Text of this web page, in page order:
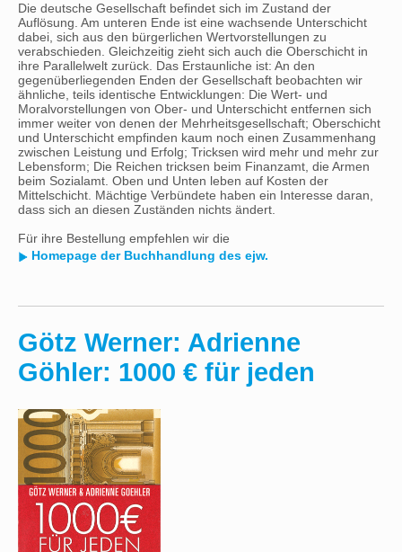
Die deutsche Gesellschaft befindet sich im Zustand der
Auflösung. Am unteren Ende ist eine wachsende Unterschicht
dabei, sich aus den bürgerlichen Wertvorstellungen zu
verabschieden. Gleichzeitig zieht sich auch die Oberschicht in
ihre Parallelwelt zurück. Das Erstaunliche ist: An den
gegenüberliegenden Enden der Gesellschaft beobachten wir
ähnliche, teils identische Entwicklungen: Die Wert- und
Moralvorstellungen von Ober- und Unterschicht entfernen sich
immer weiter von denen der Mehrheitsgesellschaft; Oberschicht
und Unterschicht empfinden kaum noch einen Zusammenhang
zwischen Leistung und Erfolg; Tricksen wird mehr und mehr zur
Lebensform; Die Reichen tricksen beim Finanzamt, die Armen
beim Sozialamt. Oben und Unten leben auf Kosten der
Mittelschicht. Mächtige Verbündete haben ein Interesse daran,
dass sich an diesen Zuständen nichts ändert.
Für ihre Bestellung empfehlen wir die
Homepage der Buchhandlung des ejw.
Götz Werner: Adrienne
Göhler: 1000 € für jeden